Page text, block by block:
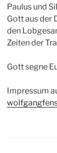
Paulus und
Gott aus der
den
Zeiten der
Gott segne
Impressum